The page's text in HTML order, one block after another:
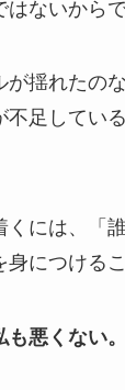
はないからで
が揺れたの
足してい
には、「
につけるこ
も悪くない